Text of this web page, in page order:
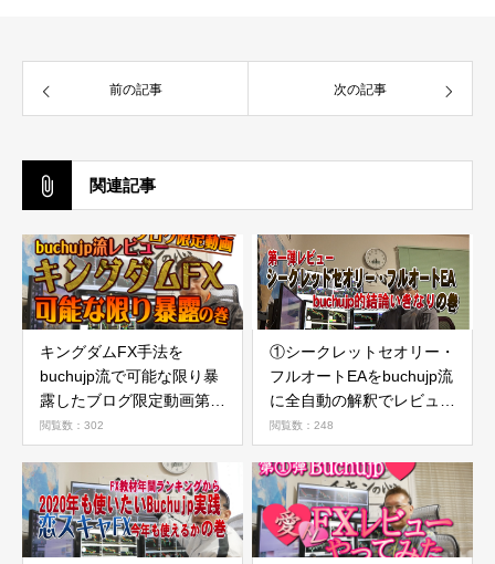
前の記事 次の記事
関連記事
キングダムFX手法を
buchujp流で可能な限り暴
露したブログ限定動画第一
弾の巻
閲覧数：302
①シークレットセオリー・
フルオートEAをbuchujp流
に全自動の解釈でレビュー
動画の巻
閲覧数：248